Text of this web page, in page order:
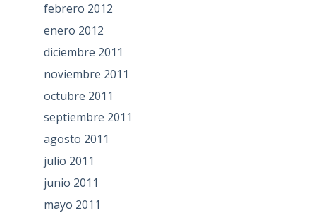
febrero 2012
enero 2012
diciembre 2011
noviembre 2011
octubre 2011
septiembre 2011
agosto 2011
julio 2011
junio 2011
mayo 2011